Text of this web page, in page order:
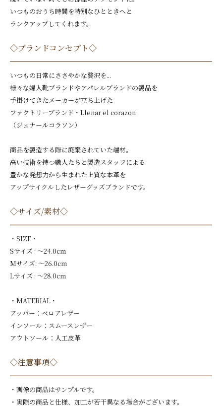
いつものおうち時間を特別なひとときへと
ランクアップしてくれます。
◇ブランドコンセプト◇
いつもの日常にささやかな贅沢を...
様々な婦人靴ブランドやアパレルブランドの製品を
手掛けてきたメーカーが立ち上げた
ファクトリーブランド・Llenar el corazon
（ジェナールコラソン）
商品を製造する際に廃棄されていた端材。
高い技術を持つ職人たちと製造スタッフによる
豊かな発想力から生まれた上質な本革を
アップサイクルしたレザーグッズブランドです。
◇サイズ/素材◇
・SIZE・
Sサイズ : 〜24.0cm
Mサイズ: 〜26.0cm
Lサイズ : 〜28.0cm
・MATERIAL・
アッパー：ベロアレザー
インソール：スムースレザー
アウトソール：人工皮革
◇注意事項◇
・画像の商品はサンプルです。
・実際の商品と仕様、加工が若干異なる場合がございます。